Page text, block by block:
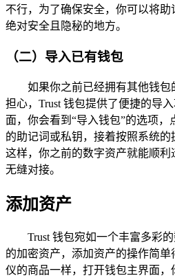
不行，为了确保安全，你可以将
绝对安全且隐秘的地方。
（二）导入已有钱包
如果你之前已经拥有其他钱包
担心，Trust 钱包提供了便捷的导
面，你会看到“导入钱包”的选项
的助记词或私钥，接着按照系统的
这样，你之前的数字资产就能顺利
无缝对接。
添加资产
Trust 钱包宛如一个丰富多彩
的加密资产，添加资产的操作简
仪的商品一样，打开钱包主界面，